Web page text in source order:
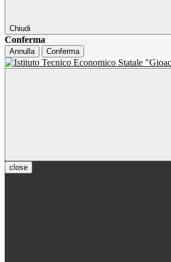
Chiudi
Conferma
Annulla Conferma
close